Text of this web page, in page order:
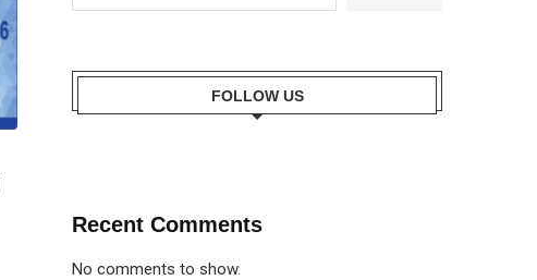
FOLLOW US
Recent Comments
No comments to show.